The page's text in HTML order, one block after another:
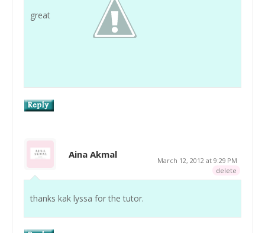
great
Aina Akmal
March 12, 2012 at 9:29 PM
delete
thanks kak lyssa for the tutor.